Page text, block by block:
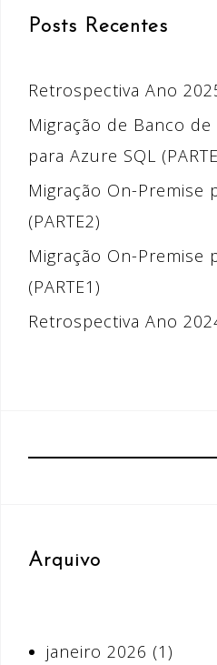
Posts Recentes
Retrospectiva Ano
Migração de Banco
para Azure SQL
Migração On-Premise
(PARTE2)
Migração On-Premise
(PARTE1)
Retrospectiva Ano
Arquivo
janeiro 2026 (1)